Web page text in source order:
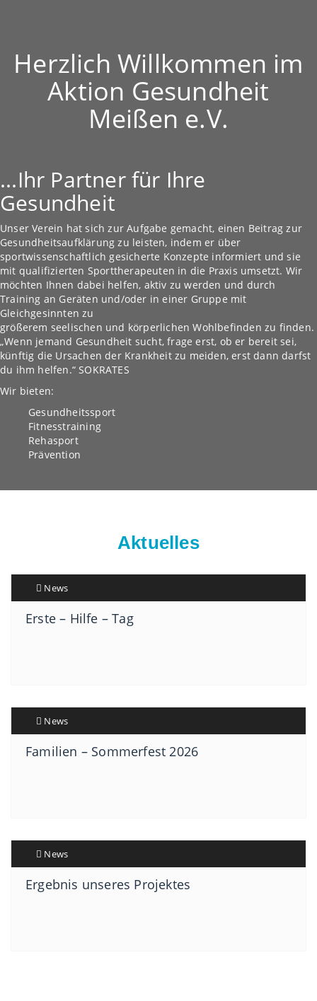
Herzlich Willkommen im
Aktion Gesundheit
Meißen e.V.
...Ihr Partner für Ihre
Gesundheit
Unser Verein hat sich zur Aufgabe gemacht, einen Beitrag zur
Gesundheitsaufklärung zu leisten, indem er über
sportwissenschaftlich gesicherte Konzepte informiert und sie
mit qualifizierten Sporttherapeuten in die Praxis umsetzt. Wir
möchten Ihnen dabei helfen, aktiv zu werden und durch
Training an Geräten und/oder in einer Gruppe mit
Gleichgesinnten zu
größerem seelischen und körperlichen Wohlbefinden zu finden.
„Wenn jemand Gesundheit sucht, frage erst, ob er bereit sei,
künftig die Ursachen der Krankheit zu meiden, erst dann darfst
du ihm helfen.“ SOKRATES
Wir bieten:
Gesundheitssport
Fitnesstraining
Rehasport
Prävention
Aktuelles
News
Erste – Hilfe – Tag
News
Familien – Sommerfest 2026
News
Ergebnis unseres Projektes